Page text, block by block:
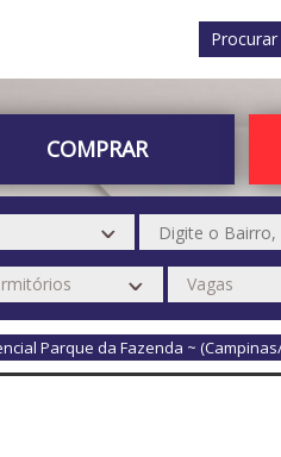
COMPRAR
Parque da Fazenda ~